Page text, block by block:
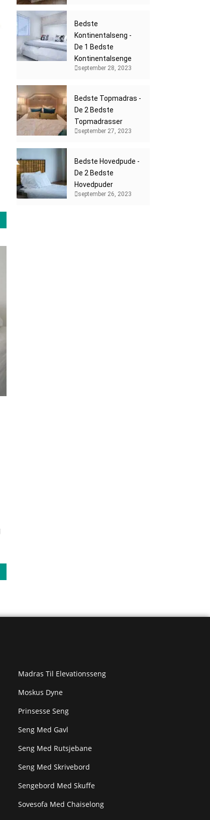
Bedste
Kontinentalseng -
De 1 Bedste
Kontinentalsenge
september 28, 2023
Bedste Topmadras -
De 2 Bedste
Topmadrasser
september 27, 2023
Bedste Hovedpude -
De 2 Bedste
Hovedpuder
september 26, 2023
Madras Til Elevationsseng
Moskus Dyne
Prinsesse Seng
Seng Med Gavl
Seng Med Rutsjebane
Seng Med Skrivebord
Sengebord Med Skuffe
Sovesofa Med Chaiselong